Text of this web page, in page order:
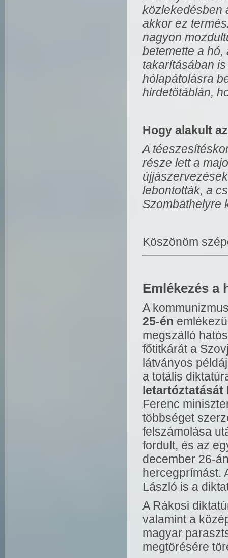
közlekedésben
akkor ez
nagyon
betemette a
takarításában
hólapátolásra
hirdetőtáblán,
Hogy alakult
A
része lett a
lebontották, a
Szombathelyre
Köszönöm
Emlékezés a
A
25-én
megszálló
főtitkárát a
látványos
a totális
letartóztatását
Ferenc
többséget
felszámolása
fordult, és az
december 26-
hercegprímást.
László is a
A Rákosi
valamint a
magyar
megtörésére